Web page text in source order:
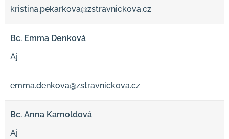
kristina.pekarkova@zstravnickova.cz
Bc. Emma Denková
Aj
emma.denkova@zstravnickova.cz
Bc. Anna Karnoldová
Aj